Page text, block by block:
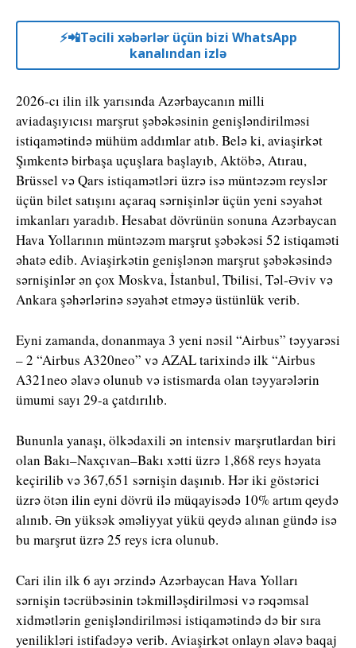
⚡️📲Təcili xəbərlər üçün bizi WhatsApp
kanalından izlə
2026-cı ilin ilk yarısında Azərbaycanın milli
aviadaşıyıcısı marşrut şəbəkəsinin genişləndirilməsi
istiqamətində mühüm addımlar atıb. Belə ki, aviaşirkət
Şımkentə birbaşa uçuşlara başlayıb, Aktöbə, Atırau,
Brüssel və Qars istiqamətləri üzrə isə müntəzəm reyslər
üçün bilet satışını açaraq sərnişinlər üçün yeni səyahət
imkanları yaradıb. Hesabat dövrünün sonuna Azərbaycan
Hava Yollarının müntəzəm marşrut şəbəkəsi 52 istiqaməti
əhatə edib. Aviaşirkətin genişlənən marşrut şəbəkəsində
sərnişinlər ən çox Moskva, İstanbul, Tbilisi, Təl-Əviv və
Ankara şəhərlərinə səyahət etməyə üstünlük verib.
Eyni zamanda, donanmaya 3 yeni nəsil “Airbus” təyyarəsi
– 2 “Airbus A320neo” və AZAL tarixində ilk “Airbus
A321neo əlavə olunub və istismarda olan təyyarələrin
ümumi sayı 29-a çatdırılıb.
Bununla yanaşı, ölkədaxili ən intensiv marşrutlardan biri
olan Bakı–Naxçıvan–Bakı xətti üzrə 1,868 reys həyata
keçirilib və 367,651 sərnişin daşınıb. Hər iki göstərici
üzrə ötən ilin eyni dövrü ilə müqayisədə 10% artım qeydə
alınıb. Ən yüksək əməliyyat yükü qeydə alınan gündə isə
bu marşrut üzrə 25 reys icra olunub.
Cari ilin ilk 6 ayı ərzində Azərbaycan Hava Yolları
sərnişin təcrübəsinin təkmilləşdirilməsi və rəqəmsal
xidmətlərin genişləndirilməsi istiqamətində də bir sıra
yenilikləri istifadəyə verib. Aviaşirkət onlayn əlavə baqaj